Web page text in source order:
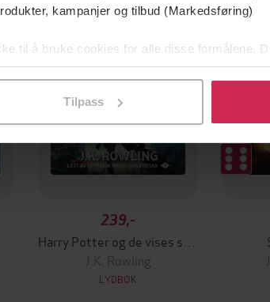
kampanjer og tilbud (Markedsføring)
til å bruke cookies for alle disse formålene.
«Tilpass». Du kan når som helst trekke
Tilpass
239,-
J.K. Rowling
LYDBOK